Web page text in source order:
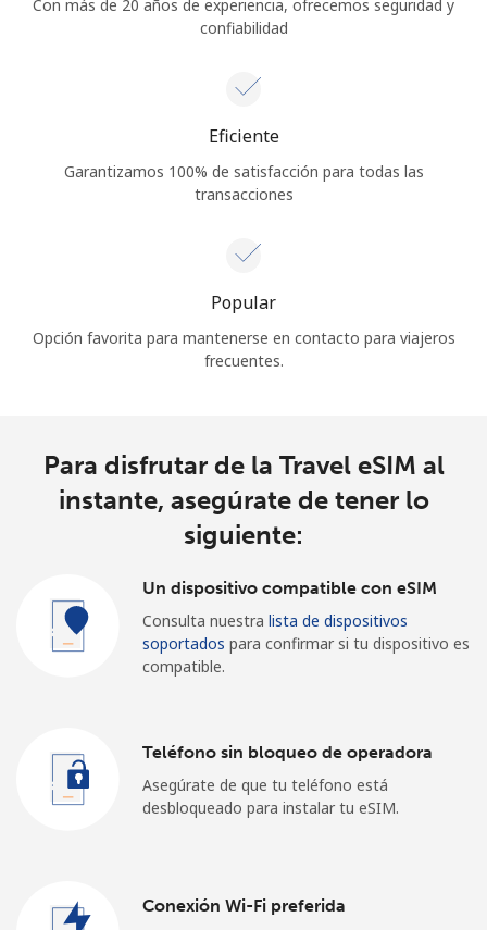
Con más de 20 años de experiencia, ofrecemos seguridad y
confiabilidad
Eficiente
Garantizamos 100% de satisfacción para todas las
transacciones
Popular
Opción favorita para mantenerse en contacto para viajeros
frecuentes.
Para disfrutar de la Travel eSIM al
instante, asegúrate de tener lo
siguiente:
Un dispositivo compatible con eSIM
Consulta nuestra lista de dispositivos
soportados para confirmar si tu dispositivo es
compatible.
Teléfono sin bloqueo de operadora
Asegúrate de que tu teléfono está
desbloqueado para instalar tu eSIM.
Conexión Wi-Fi preferida